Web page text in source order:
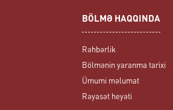
BÖLMƏ HAQQINDA
Rəhbərlik
Bölmənin yaranma tarixi
Ümumi məlumat
Rəyasət heyəti